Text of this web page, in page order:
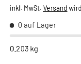
inkl. MwSt. Versand
0 auf Lager
0.203 kg